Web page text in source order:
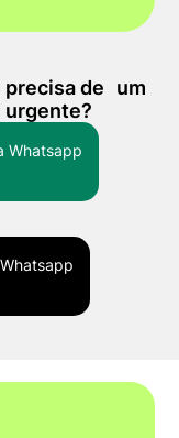
precisa de um
urgente?
Whatsapp